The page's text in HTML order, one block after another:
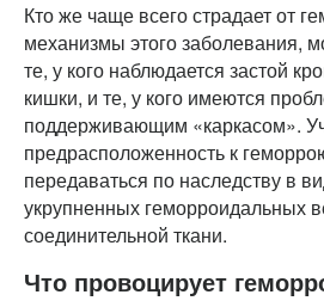
Кто же чаще всего страдает от
механизмы этого заболевания,
те, у кого наблюдается застой
кишки, и те, у кого имеются
поддерживающим «каркасом».
предрасположенность к
передаваться по наследству в
укрупненных геморроидальных
соединительной ткани.
Что провоцирует